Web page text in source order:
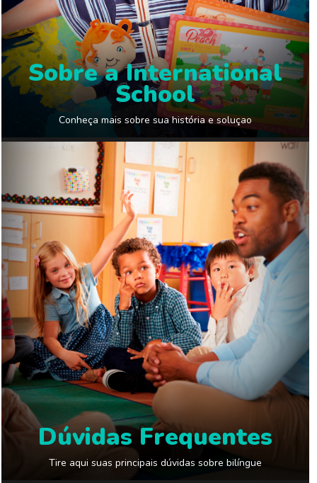
Sobre a International
School
Conheça mais sobre sua história e soluçao
Dúvidas Frequentes
Tire aqui suas principais dúvidas sobre bilíngue